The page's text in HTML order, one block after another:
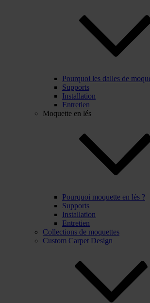
Pourquoi les dalles de
Supports
Installation
Entretien
Moquette en lés
Pourquoi moquette en lés ?
Supports
Installation
Entretien
Collections de moquettes
Custom Carpet Design